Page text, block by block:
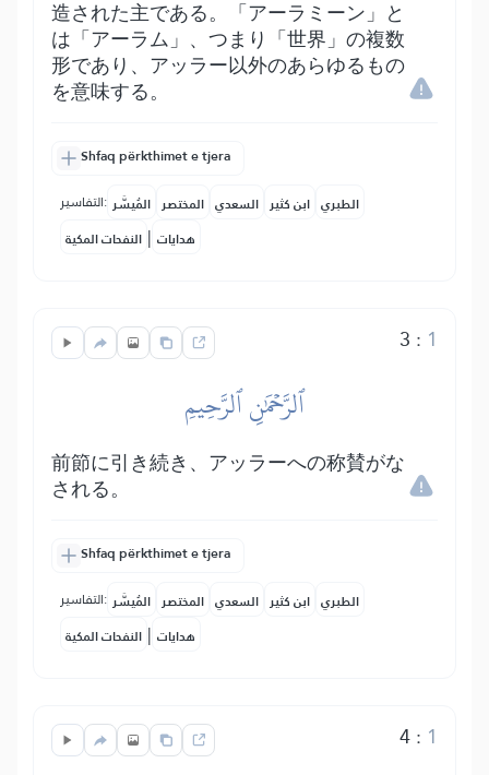
造された主である。「アーラミーン」と
は「アーラム」、つまり「世界」の複数
形であり、アッラー以外のあらゆるもの
を意味する。
Shfaq përkthimet e tjera
التفاسير: المُيسَّر المختصر السعدي ابن كثير الطبري
النفحات المكية | هدايات
3 : 1
ٱلرَّحۡمَٰنِ ٱلرَّحِيمِ
前節に引き続き、アッラーへの称賛がな
される。
Shfaq përkthimet e tjera
التفاسير: المُيسَّر المختصر السعدي ابن كثير الطبري
النفحات المكية | هدايات
4: 1